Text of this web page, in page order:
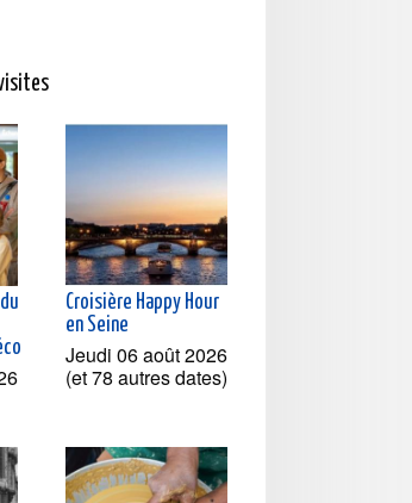
Croisière Happy Hour
en Seine
Jeudi 06 août 2026
(et 78 autres dates)